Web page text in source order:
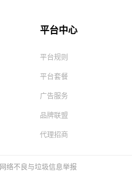
平台中心
平台规则
平台套餐
广告服务
品牌联盟
代理招商
网络不良与垃圾信息举报